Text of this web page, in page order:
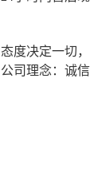
态度决定一切
公司理念：诚